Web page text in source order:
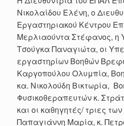
Νικολαίδου Ελένη, ο
Εργαστηριακού Κέντρου
Μερλιαούντα Στέφανος, η
Τσούγκα Παναγιώτα, οι
εργαστηρίων Βοηθών
Καργοπούλου Ολυμπία,
κα. Νικολούδη Βικτωρία,
Φυσικοθεραπευτών κ.
και οι καθηγητές/ τριες
Παπαγιάννη Μαρία, κ.